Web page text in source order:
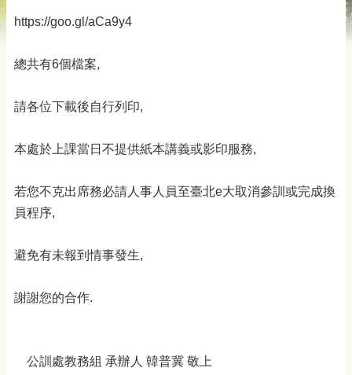
https://goo.gl/aCa9y4
總共有6個檔案,
請各位下載後自行列印,
本處於上課當日不提供紙本講義或影印服務,
若您不克出席務必請人事人員至臺北e大取消參訓或完成換
員程序,
避免有未報到情事發生,
謝謝您的合作.
公訓處教務組 承辦人 韓普冀 敬上